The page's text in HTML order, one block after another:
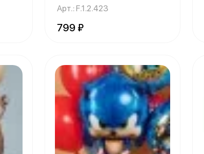
Арт.: F.1.2.423
799 ₽